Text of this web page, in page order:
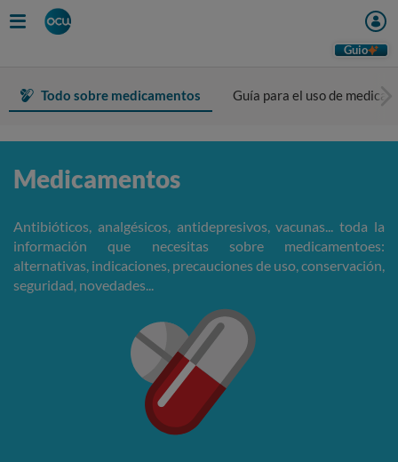
Guio
Todo sobre medicamentos Guía para el uso de
Medicamentos
Antibióticos, analgésicos, antidepresivos, vacunas... toda la
información que necesitas sobre medicamentoes:
alternativas, indicaciones, precauciones de uso, conservación,
seguridad, novedades...